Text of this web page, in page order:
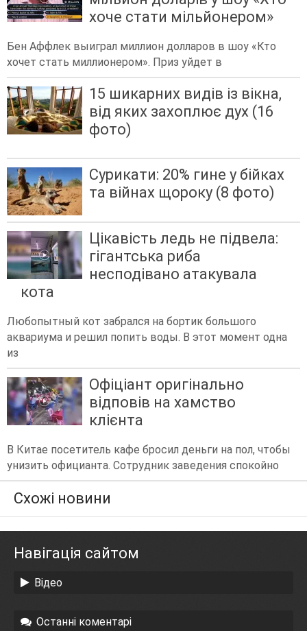
хоче стати мільйонером»
Бен Аффлек выиграл миллион долларов в шоу «Кто
хочет стать миллионером». Приз уйдет в
15 шикарних видів із вікна,
від яких захоплює дух (16
фото)
Сурикати: 20% гине у бійках
та війнах щороку (8 фото)
Цікавість ледь не підвела:
гігантська риба
несподівано атакувала
кота
Любопытный кот забрался на бортик большого
аквариума и решил попить воды. В этот момент одна
из
Офіціант оригінально
відповів на хамство
клієнта
В Китае посетитель кафе бросил деньги на пол, чтобы
унизить официанта. Сотрудник заведения спокойно
Схожі новини
Навігація сайтом
Відео
Останні коментарі